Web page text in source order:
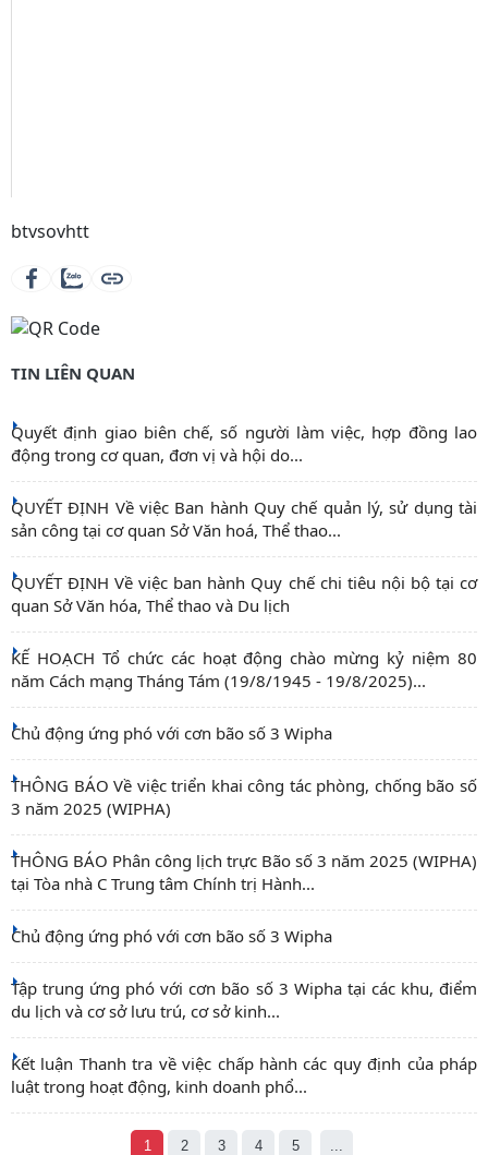
btvsovhtt
TIN LIÊN QUAN
Quyết định giao biên chế, số người làm việc, hợp đồng lao
động trong cơ quan, đơn vị và hội do...
QUYẾT ĐỊNH Về việc Ban hành Quy chế quản lý, sử dụng tài
sản công tại cơ quan Sở Văn hoá, Thể thao...
QUYẾT ĐỊNH Về việc ban hành Quy chế chi tiêu nội bộ tại cơ
quan Sở Văn hóa, Thể thao và Du lịch
KẾ HOẠCH Tổ chức các hoạt động chào mừng kỷ niệm 80
năm Cách mạng Tháng Tám (19/8/1945 - 19/8/2025)...
Chủ động ứng phó với cơn bão số 3 Wipha
THÔNG BÁO Về việc triển khai công tác phòng, chống bão số
3 năm 2025 (WIPHA)
THÔNG BÁO Phân công lịch trực Bão số 3 năm 2025 (WIPHA)
tại Tòa nhà C Trung tâm Chính trị Hành...
Chủ động ứng phó với cơn bão số 3 Wipha
Tập trung ứng phó với cơn bão số 3 Wipha tại các khu, điểm
du lịch và cơ sở lưu trú, cơ sở kinh...
Kết luận Thanh tra về việc chấp hành các quy định của pháp
luật trong hoạt động, kinh doanh phổ...
1 2 3 4 5